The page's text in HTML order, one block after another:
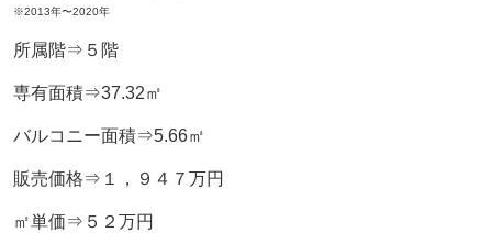
※2013年〜2020年
所属階⇒５階
専有面積⇒37.32㎡
バルコニー面積⇒5.66㎡
販売価格⇒１，９４７万円
㎡単価⇒５２万円